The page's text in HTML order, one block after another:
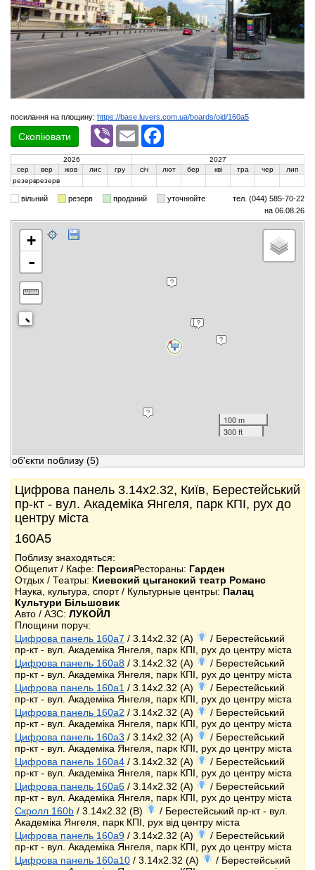
посилання на площину: https://base.luvers.com.ua/boards/oid/160a5
Скопіювати
Viber Email
2026
2027
сер
вер жов лис гру січ лют бер кві тра чер
лип
резерврезерв
вільний резерв проданий уточнюйте
тел. (044) 585-70-22
на 06.08.26
+
-
100 m
300 ft
об'єкти поблизу (5)
Цифрова панель 3.14x2.32, Київ, Берестейський
пр-кт - вул. Академіка Янгеля, парк КПІ, рух до
центру міста
160А5
Поблизу знаходяться:
Общепит / Кафе: ПерсияРестораны: Гарден
Отдых / Театры: Киевский цыганский театр Романс
Наука, культура, спорт / Культурные центры: Палац
Культури Більшовик
Авто / АЗС: ЛУКОЙЛ
Площини поруч:
Цифрова панель 160a7 / 3.14x2.32 (A)
/ Берестейський
пр-кт - вул. Академіка Янгеля, парк КПІ, рух до центру міста
Цифрова панель 160a8 / 3.14x2.32 (A)
/ Берестейський
пр-кт - вул. Академіка Янгеля, парк КПІ, рух до центру міста
Цифрова панель 160a1 / 3.14x2.32 (A)
/ Берестейський
пр-кт - вул. Академіка Янгеля, парк КПІ, рух до центру міста
Цифрова панель 160a2 / 3.14x2.32 (A)
/ Берестейський
пр-кт - вул. Академіка Янгеля, парк КПІ, рух до центру міста
Цифрова панель 160a3 / 3.14x2.32 (A)
/ Берестейський
пр-кт - вул. Академіка Янгеля, парк КПІ, рух до центру міста
Цифрова панель 160a4 / 3.14x2.32 (A)
/ Берестейський
пр-кт - вул. Академіка Янгеля, парк КПІ, рух до центру міста
Цифрова панель 160a6 / 3.14x2.32 (A)
/ Берестейський
пр-кт - вул. Академіка Янгеля, парк КПІ, рух до центру міста
Скролл 160b / 3.14x2.32 (B)
/ Берестейський пр-кт - вул.
Академіка Янгеля, парк КПІ, рух від центру міста
Цифрова панель 160a9 / 3.14x2.32 (A)
/ Берестейський
пр-кт - вул. Академіка Янгеля, парк КПІ, рух до центру міста
Цифрова панель 160a10 / 3.14x2.32 (A)
/ Берестейський